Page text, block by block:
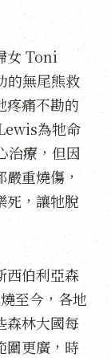
女 Toni
的無尾熊救
疼痛不勘的
為牠命
治療，但因
重燒傷，
死，讓牠脫
西伯利亞森
至今，各地
森林大國每
圍更廣，時